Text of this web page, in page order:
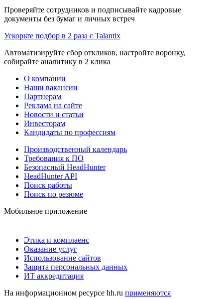
Проверяйте сотрудников и подписывайте кадровые
документы без бумаг и личных встреч
Ускорьте подбор в 2 раза с Talantix
Автоматизируйте сбор откликов, настройте воронку,
собирайте аналитику в 2 клика
О компании
Наши вакансии
Партнерам
Реклама на сайте
Новости и статьи
Инвесторам
Кандидаты по профессиям
Производственный календарь
Требования к ПО
Безопасный HeadHunter
HeadHunter API
Поиск работы
Поиск по резюме
Мобильное приложение
Этика и комплаенс
Оказание услуг
Использование сайтов
Защита персональных данных
ИТ аккредитация
На информационном ресурсе hh.ru применяются